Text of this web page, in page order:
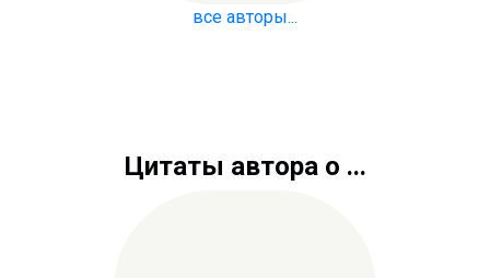
все авторы...
Цитаты автора о ...